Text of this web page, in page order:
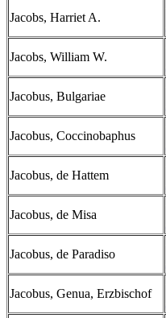
Jacobs, Harriet A.
Jacobs, William W.
Jacobus, Bulgariae
Jacobus, Coccinobaphus
Jacobus, de Hattem
Jacobus, de Misa
Jacobus, de Paradiso
Jacobus, Genua, Erzbischof